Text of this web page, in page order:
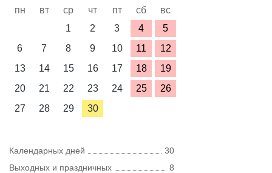
пн вт ср чт пт сб
вс
1
2 3 4
5
6
7 8 9 10 11
12
13
14 15 16 17 18
19
20
21 22 23 24 25
26
27
28 29 30
Календарных дней
30
Выходных и праздничных
8